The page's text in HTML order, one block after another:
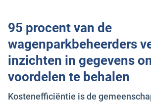
95 procent van de
wagenparkbeheerders
inzichten in gegevens
voordelen te behalen
Kostenefficiëntie is de